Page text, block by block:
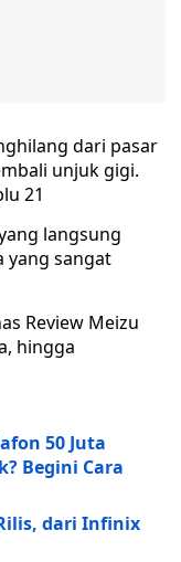
dari pasar
unjuk gigi.
21
langsung
yang sangat
Review Meizu
hingga
50 Juta
Begini Cara
dari Infinix